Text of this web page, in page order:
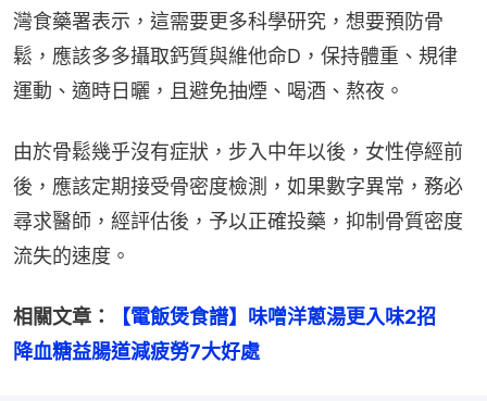
灣食藥署表示，這需要更多科學研究，想要預防骨
鬆，應該多多攝取鈣質與維他命D，保持體重、規律
運動、適時日曬，且避免抽煙、喝酒、熬夜。
由於骨鬆幾乎沒有症狀，步入中年以後，女性停經前
後，應該定期接受骨密度檢測，如果數字異常，務必
尋求醫師，經評估後，予以正確投藥，抑制骨質密度
流失的速度。
相關文章：
【電飯煲食譜】味噌洋蔥湯更入味2招
降血糖益腸道減疲勞7大好處